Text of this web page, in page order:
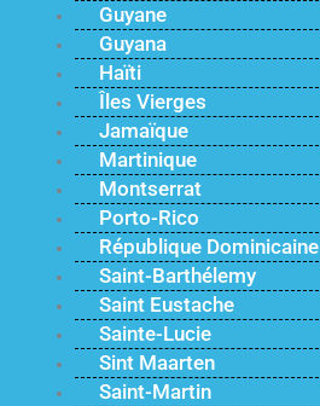
Guyane
Guyana
Haïti
Îles Vierges
Jamaïque
Martinique
Montserrat
Porto-Rico
République Dominicaine
Saint-Barthélemy
Saint Eustache
Sainte-Lucie
Sint Maarten
Saint-Martin